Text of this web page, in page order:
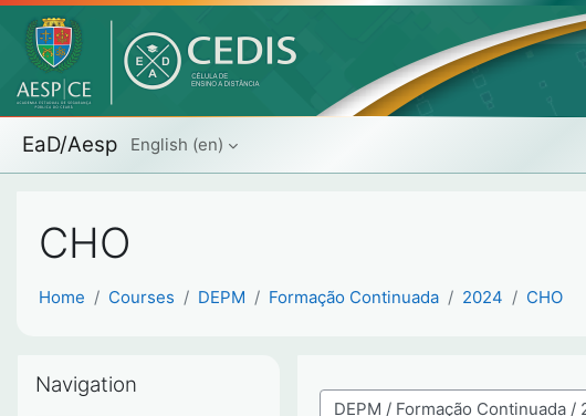
EaD/Aesp English ‎(en)‎
CHO
Home Courses DEPM Formação Continuada 2024 CHO
Course categories
Navigation